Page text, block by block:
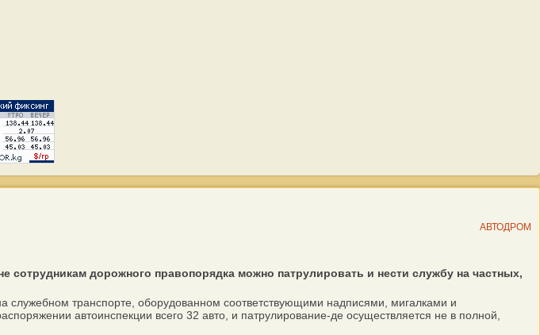
АВТОДРОМ
дорожного правопорядка можно патрулировать и нести службу на частных,
транспорте, оборудованном соответствующими надписями, мигалками и
автоинспекции всего 32 авто, и патрулирование-де осуществляется не в полной,